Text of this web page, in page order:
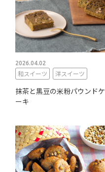
2026.04.02
和スイーツ 洋スイーツ
抹茶と黒豆の米粉パウンドケ
ーキ